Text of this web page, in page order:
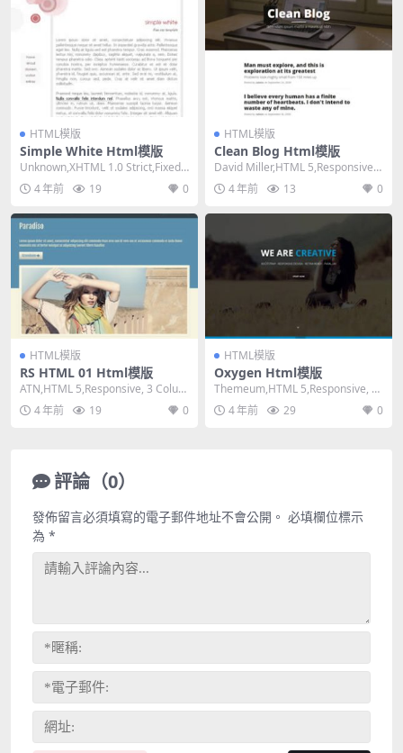
HTML模版
Simple White Html模版
Unknown,XHTML 1.0 Strict,Fixed
Width, 2 ...
4 年前 19 0
HTML模版
Clean Blog Html模版
David Miller,HTML 5,Responsive,
1 Column...
4 年前 13 0
HTML模版
RS HTML 01 Html模版
ATN,HTML 5,Responsive, 3 Colum
ns,Dark on...
4 年前 19 0
HTML模版
Oxygen Html模版
Themeum,HTML 5,Responsive, 4
Columns,Dar...
4 年前 29 0
評論（0）
發佈留言必須填寫的電子郵件地址不會公開。 必填欄位標示
為 *